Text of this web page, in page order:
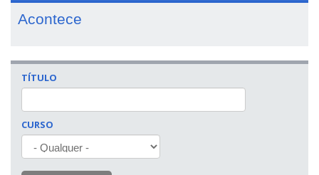
Acontece
TÍTULO
CURSO